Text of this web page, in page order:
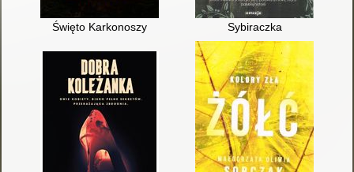
Święto Karkonoszy Sybiraczka